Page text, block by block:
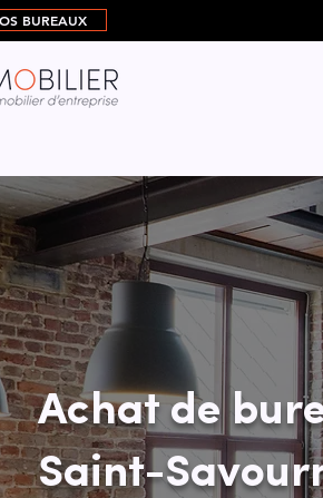
BUREAUX
Achat de
Saint-